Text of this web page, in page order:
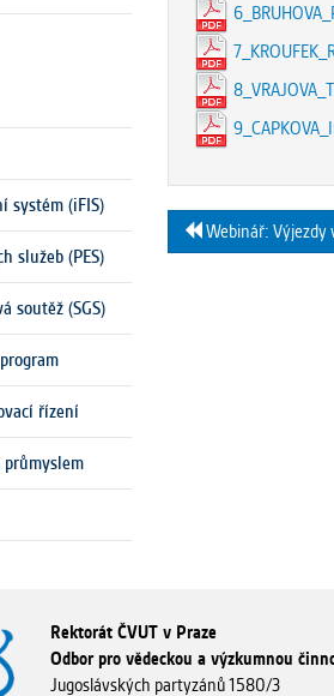
systém (iFIS)
služeb (PES)
soutěž (SGS)
řízení
průmyslem
Webinář: Výjezdy
Rektorát ČVUT v Praze
Odbor pro vědeckou a výzkumnou
Jugoslávských partyzánů 1580/3